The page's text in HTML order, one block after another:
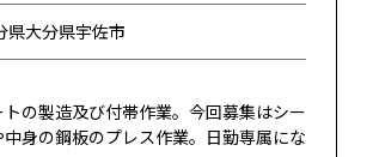
県大分県宇佐市
トの製造及び付帯作業。今回募集はシー
中身の鋼板のプレス作業。日勤専属にな